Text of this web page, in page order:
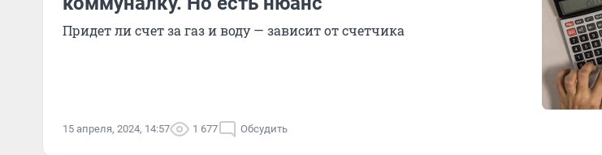
Придет ли счет за газ и воду — зависит от счетчика
15 апреля, 2024, 14:57 1 677 Обсудить